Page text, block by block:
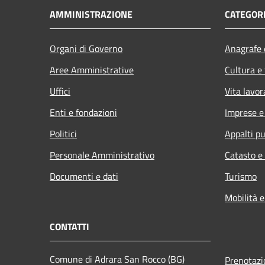
AMMINISTRAZIONE
Organi di Governo
Aree Amministrative
Uffici
Enti e fondazioni
Politici
Personale Amministrativo
Documenti e dati
Cultura
Vita
Imprese
Appalti
Catasto
Turismo
Mobilità
CONTATTI
Comune di Adrara San Rocco (BG)